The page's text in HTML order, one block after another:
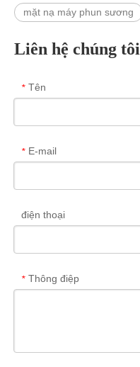
mặt nạ máy phun sương
Liên hệ chúng tôi
* Tên
* E-mail
điện thoại
* Thông điệp